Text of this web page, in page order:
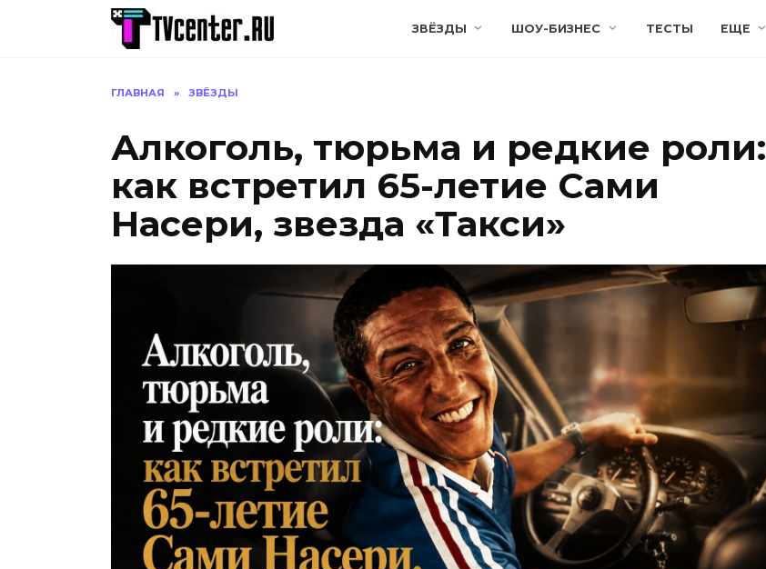
ЗВЁЗДЫ ШОУ-БИЗНЕС ТЕСТЫ ЕЩЕ
ГЛАВНАЯ » ЗВЁЗДЫ
Алкоголь, тюрьма и редкие роли:
как встретил 65-летие Сами
Насери, звезда «Такси»